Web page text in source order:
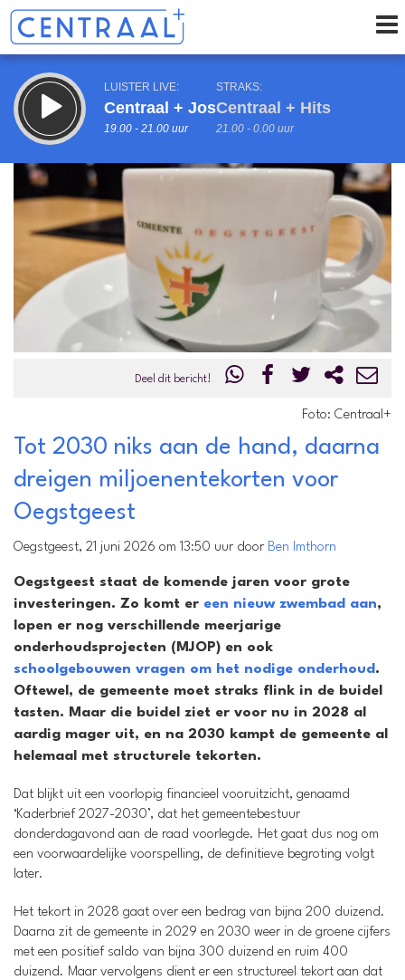
LUISTER LIVE:
Centraal + Jos
19.00 - 21.00 uur
STRAKS:
Centraal + Hits
21.00 - 0.00 uur
Vorig uur uur 1 van 0 Volgend uur
Deel dit bericht!
Foto: Centraal+
Tot 2030 niks aan de hand, daarna
dreigen miljoenen­tekorten voor
Oegstgeest
Oegstgeest, 21 juni 2026 om 13:50 uur door Ben Imthorn
Oegstgeest staat de komende jaren voor grote
investeringen. Zo komt er een nieuw zwembad aan,
lopen er nog verschillende meerjarige
onderhoudsprojecten (MJOP) en ook
schoolgebouwen vragen om het nodige onderhoud .
Oftewel, de gemeente moet straks flink in de buidel
tasten. Maar die buidel ziet er voor nu in 2028 al
aardig mager uit, en na 2030 kampt de gemeente al
helemaal met structurele tekorten.
Dat blijkt uit een voorlopig financieel vooruitzicht, genaamd
‘Kaderbrief 2027-2030’, dat het gemeentebestuur
donderdagavond aan de raad voorlegde. Het gaat dus nog om
een voorwaardelijke voorspelling, de definitieve begroting volgt
later.
Het tekort in 2028 gaat over een bedrag van bijna 200 duizend.
Daarna zit de gemeente in 2029 en 2030 weer in de groene cijfers
met een positief saldo van bijna 300 duizend en ruim 400
duizend. Maar vervolgens dient er een structureel tekort aan dat